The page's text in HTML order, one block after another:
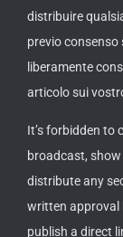
distribuire
previo consenso
liberamente
articolo sui
It’s forbidden to
broadcast,
distribute any
written approval
publish a direct